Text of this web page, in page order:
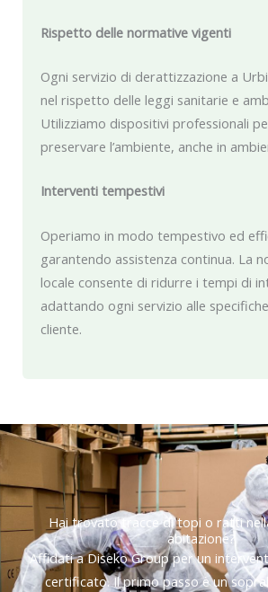
Rispetto delle normative vigenti
Ogni servizio di derattizzazione a
nel rispetto delle leggi sanitarie e
Utilizziamo dispositivi professionali
preservare l’ambiente, anche in
Interventi tempestivi
Operiamo in modo tempestivo ed
garantendo assistenza continua. La
locale consente di ridurre i tempi di
adattando ogni servizio alle
cliente.
Hai trovato tracce di topi o ratti
abitazione?
Affidati a Diseko Group per un
certificato. Il primo passo è un